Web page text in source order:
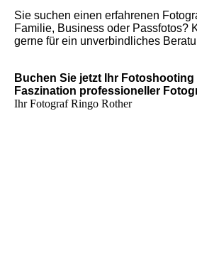
Sie suchen einen erfahrenen
Familie, Business oder Passfotos?
gerne für ein unverbindliches
Buchen Sie jetzt Ihr
Faszination professioneller
Ihr FotografRingo Rother